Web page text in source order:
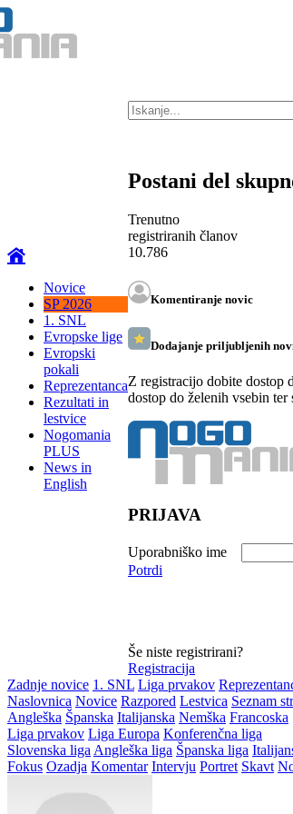
Novice
SP 2026
1. SNL
Evropske lige
Evropski
pokali
Reprezentanca
Rezultati in
lestvice
Nogomania
PLUS
News in
English
Postani del
Trenutno
registriranih članov
10.786
Komentiranje novic
Dodajanje priljubljenih
Z registracijo dobite dostop
dostop do želenih vsebin
PRIJAVA
Uporabniško ime
Potrdi
Še niste registrirani?
Registracija
Zadnje novice 1. SNL Liga prvakov
Naslovnica Novice Razpored Lestvica Seznam
Angleška Španska Italijanska Nemška Francoska
Liga prvakov Liga Europa Konferenčna liga
Slovenska liga Angleška liga Španska liga
Fokus Ozadja Komentar Intervju Portret Skavt